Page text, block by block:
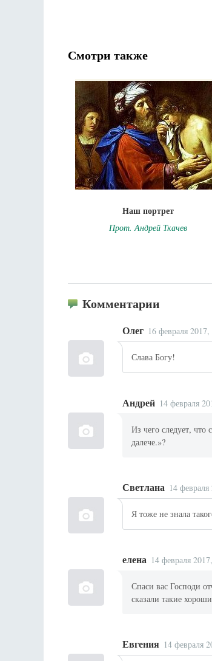
Смотри также
Наш портрет
Прот. Андрей Ткачев
Комментарии
Олег 16 февраля
Слава Богу!
Андрей 14 февраля
Из чего следует,
далече.»?
Светлана 14
Я тоже не знала
елена 14 февраля
Спаси вас Господи
сказали такие
Евгения 14 февраля